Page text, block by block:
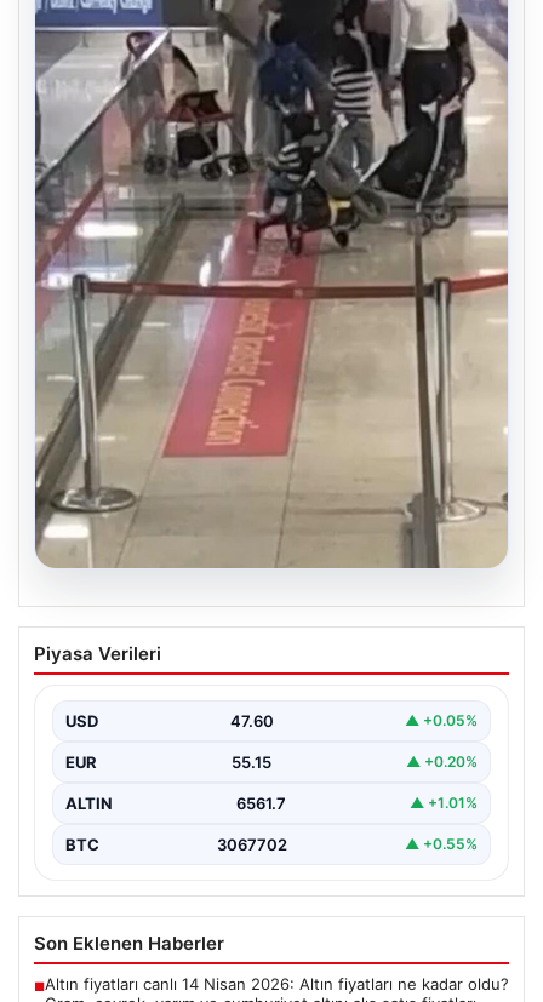
2 yaşındaki bebeği Heimlich
manevrasıyla kurtaran personele ödül
Kurtaran Görevlilere Takdir Belgesi", "content":
"İstanbul Sabiha…
Piyasa Verileri
USD 47.60 ▲ +0.05%
EUR 55.15 ▲ +0.20%
ALTIN 6561.7 ▲ +1.01%
BTC 3067702 ▲ +0.55%
Son Eklenen Haberler
■Altın fiyatları canlı 14 Nisan 2026: Altın fiyatları ne kadar oldu?